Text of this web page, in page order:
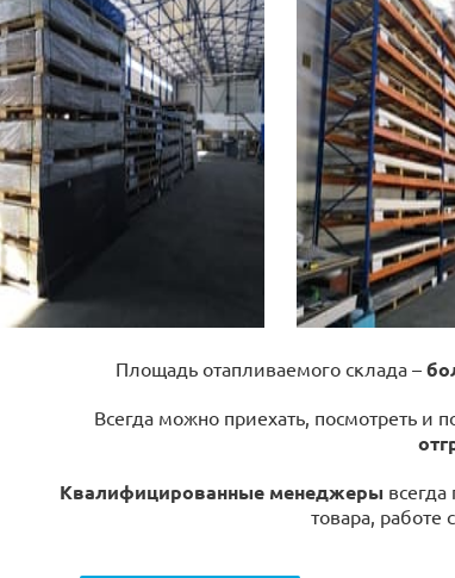
Площадь отапливаемого склада –
Всегда можно приехать, посмотреть и
Квалифицированные менеджеры
товара,